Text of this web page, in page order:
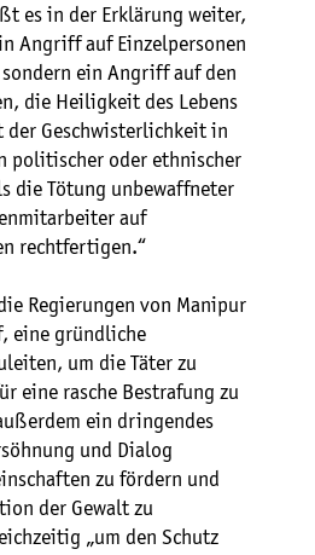
es in der Erklärung weiter,
Angriff auf Einzelpersonen
ein Angriff auf den
die Heiligkeit des Lebens
der Geschwisterlichkeit in
politischer oder ethnischer
die Tötung unbewaffneter
auf
rechtfertigen.“
Regierungen von Manipur
eine gründliche
um die Täter zu
eine rasche Bestrafung zu
ein dringendes
und Dialog
zu fördern und
der Gewalt zu
„um den Schutz